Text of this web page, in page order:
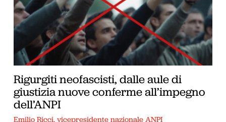
Rigurgiti neofascisti, dalle aule di
giustizia nuove conferme all’impegno
dell’ANPI
Emilio Ricci, vicepresidente nazionale ANPI